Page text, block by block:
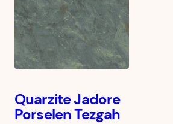
Quarzite Jadore
Porselen Tezgah